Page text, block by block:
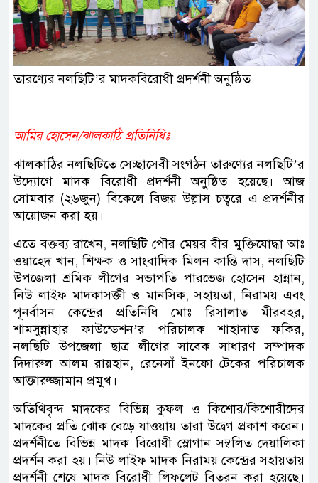
তারণ্যের নলছিটি’র মাদকবিরোধী প্রদর্শনী অনুষ্ঠিত
আমির হোসেন/ঝালকাঠি প্রতিনিধিঃ
ঝালকাঠির নলছিটিতে সেচ্ছাসেবী সংগঠন তারুণ্যের নলছিটি’র
উদ্যোগে মাদক বিরোধী প্রদর্শনী অনুষ্ঠিত হয়েছে। আজ
সোমবার (২৬জুন) বিকেলে বিজয় উল্লাস চত্বরে এ প্রদর্শনীর
আয়োজন করা হয়।
এতে বক্তব্য রাখেন, নলছিটি পৌর মেয়র বীর মুক্তিযোদ্ধা আঃ
ওয়াহেদ খান, শিক্ষক ও সাংবাদিক মিলন কান্তি দাস, নলছিটি
উপজেলা শ্রমিক লীগের সভাপতি পারভেজ হোসেন হান্নান,
নিউ লাইফ মাদকাসক্তী ও মানসিক, সহায়তা, নিরাময় এবং
পূনর্বাসন কেন্দ্রের প্রতিনিধি মোঃ রিসালাত মীরবহর,
শামসুন্নাহার ফাউন্ডেশন’র পরিচালক শাহাদাত ফকির,
নলছিটি উপজেলা ছাত্র লীগের সাবেক সাধারণ সম্পাদক
দিদারুল আলম রায়হান, রেনেসাঁ ইনফো টেকের পরিচালক
আক্তারুজ্জামান প্রমুখ।
অতিথিবৃন্দ মাদকের বিভিন্ন কুফল ও কিশোর/কিশোরীদের
মাদকের প্রতি ঝোক বেড়ে যাওয়ায় তারা উদ্বেগ প্রকাশ করেন।
প্রদর্শনীতে বিভিন্ন মাদক বিরোধী স্লোগান সম্বলিত দেয়ালিকা
প্রদর্শন করা হয়। নিউ লাইফ মাদক নিরাময় কেন্দ্রের সহায়তায়
প্রদর্শনী শেষে মাদক বিরোধী লিফলেট বিতরন করা হয়েছে।